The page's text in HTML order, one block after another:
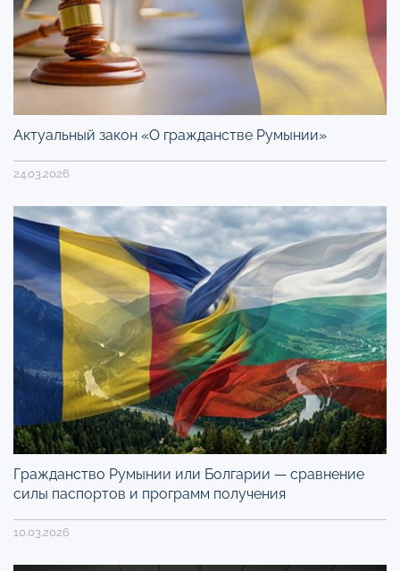
Актуальный закон «О гражданстве Румынии»
24.03.2026
Гражданство Румынии или Болгарии — сравнение
силы паспортов и программ получения
10.03.2026